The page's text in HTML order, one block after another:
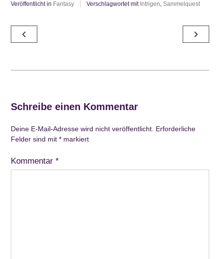
Veröffentlicht in Fantasy Verschlagwortet mit Intrigen,Sammelquest
Beitragsnavigation
navigate_before navigate_next
Schreibe einen Kommentar
Deine E-Mail-Adresse wird nicht veröffentlicht. Erforderliche
Felder sind mit* markiert
Kommentar*